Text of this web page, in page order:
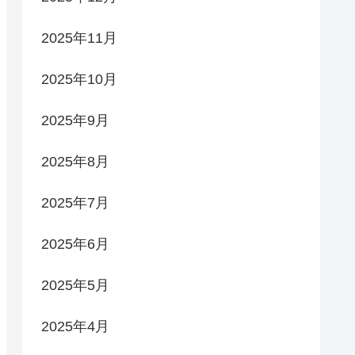
2025年11月
2025年10月
2025年9月
2025年8月
2025年7月
2025年6月
2025年5月
2025年4月